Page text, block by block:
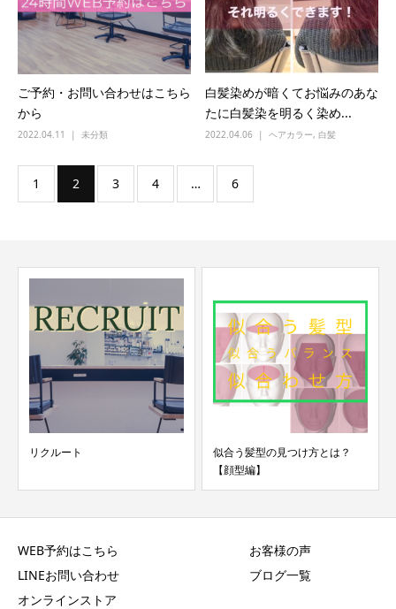
ご予約・お問い合わせはこちら
から
2022.04.11 未分類
白髪染めが暗くてお悩みのあな
たに白髪染を明るく染め...
2022.04.06 ヘアカラー, 白髪
1 2 3 4 … 6
リクルート
似合う髪型の見つけ方とは？
【顔型編】
WEB予約はこちら
LINEお問い合わせ
オンラインストア
お客様の声
ブログ一覧